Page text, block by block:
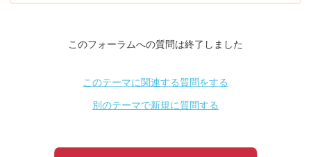
このフォーラムへの質問は終了しました
このテーマに関連する質問をする
別のテーマで新規に質問する